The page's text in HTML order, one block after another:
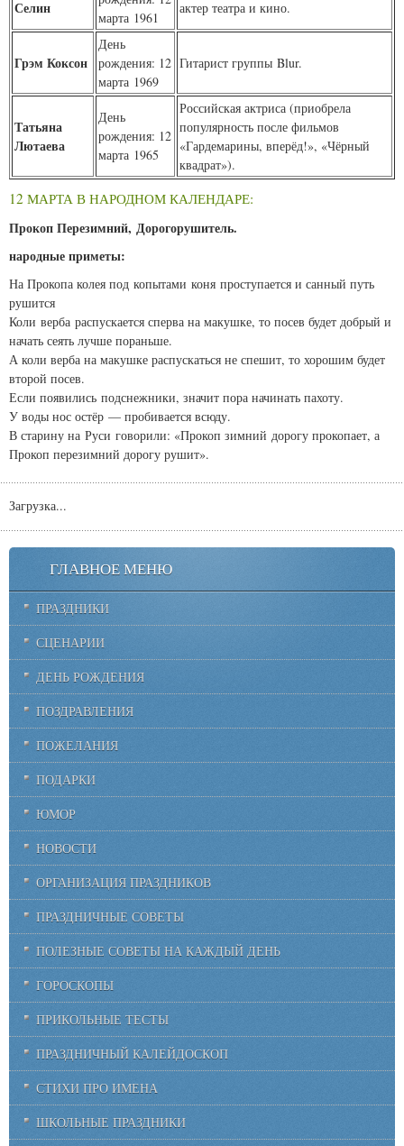
Селин
марта 1961
актер театра и кино.
Грэм Коксон
День
рождения: 12
марта 1969
Гитарист группы Blur.
Татьяна
Лютаева
День
рождения: 12
марта 1965
Российская актриса (приобрела
популярность после фильмов
«Гардемарины, вперёд!», «Чёрный
квадрат»).
12 МАРТА В НАРОДНОМ КАЛЕНДАРЕ:
Прокоп Перезимний, Дорогорушитель.
народные приметы:
На Прокопа колея под копытами коня проступается и санный путь
рушится
Коли верба распускается сперва на макушке, то посев будет добрый и
начать сеять лучше пораньше.
А коли верба на макушке распускаться не спешит, то хорошим будет
второй посев.
Если появились подснежники, значит пора начинать пахоту.
У воды нос остёр — пробивается всюду.
В старину на Руси говорили: «Прокоп зимний дорогу прокопает, а
Прокоп перезимний дорогу рушит».
Загрузка...
ГЛАВНОЕ МЕНЮ
ПРАЗДНИКИ
СЦЕНАРИИ
ДЕНЬ РОЖДЕНИЯ
ПОЗДРАВЛЕНИЯ
ПОЖЕЛАНИЯ
ПОДАРКИ
ЮМОР
НОВОСТИ
ОРГАНИЗАЦИЯ ПРАЗДНИКОВ
ПРАЗДНИЧНЫЕ СОВЕТЫ
ПОЛЕЗНЫЕ СОВЕТЫ НА КАЖДЫЙ ДЕНЬ
ГОРОСКОПЫ
ПРИКОЛЬНЫЕ ТЕСТЫ
ПРАЗДНИЧНЫЙ КАЛЕЙДОСКОП
СТИХИ ПРО ИМЕНА
ШКОЛЬНЫЕ ПРАЗДНИКИ